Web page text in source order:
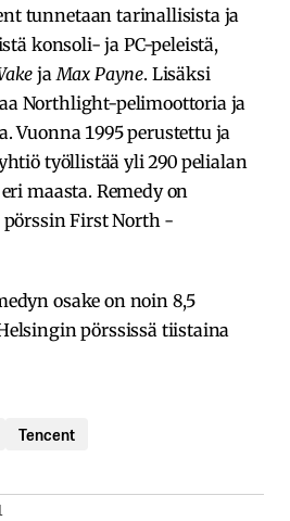
tunnetaan tarinallisista ja
konsoli- ja PC-peleistä,
ja Max Payne. Lisäksi
Northlight-pelimoottoria ja
Vuonna 1995 perustettu ja
työllistää yli 290 pelialan
maasta. Remedy on
First North -
osake on noin 8,5
pörssissä tiistaina
Tencent